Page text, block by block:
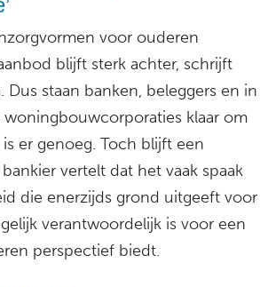
voor ouderen
blijft sterk achter, schrijft
Dus staan banken, beleggers en in
klaar om
er genoeg. Toch blijft een
vertelt dat het vaak spaak
die enerzijds grond uitgeeft voor
verantwoordelijk is voor een
perspectief biedt.